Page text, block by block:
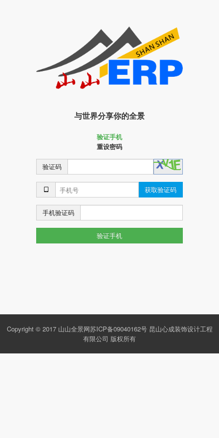
与世界分享你的全景
验证手机
重设密码
验证码
获取验证码
手机验证码
验证手机
Copyright © 2017 山山全景网苏ICP备09040162号昆山心成装饰设计工程
有限公司 版权所有